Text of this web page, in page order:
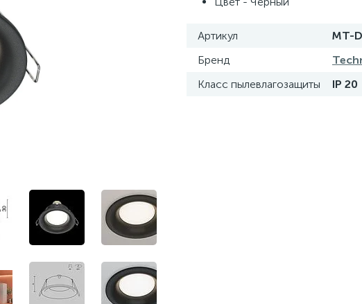
Артикул
MT-
Бренд
Класс пылевлагозащиты
IP 20